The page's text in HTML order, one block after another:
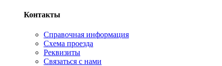
Контакты
Справочная информация
Схема проезда
Реквизиты
Связаться с нами